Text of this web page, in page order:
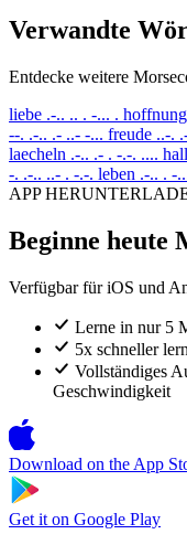
Verwandte
Entdecke weitere
liebe .-.. .. . -... . hoffnung
--. .-.. .- ..- -... freude ..-.
laecheln .-.. .- . -.-. ....
-. .-.. ..- . -.-. leben .-.. . -
APP
Beginne heute
Verfügbar für iOS und
Lerne in nur 5
5x schneller
Vollständiges
Geschwindigkeit
Download on the App
Get it on Google Play